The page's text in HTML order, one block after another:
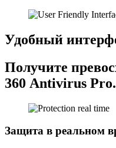
Удобный
Получите
360 Antivirus Pro.
Защита в реальном